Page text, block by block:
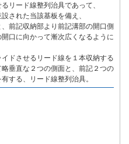
リード線整列治具であって、
された当該基板を備え、
前記収納部より前記溝部の開口側
口に向かって漸次広くなるように
ドさせるリード線を１本収納する
垂直な２つの側面と、前記２つの
する、リード線整列治具。